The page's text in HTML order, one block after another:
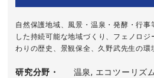
自然保護地域、風景・温泉・発酵・行
した持続可能な地域づくり、フェノロ
わりの歴史、景観保全、久野武先生の環
研究分野・
温泉, エコツーリズ